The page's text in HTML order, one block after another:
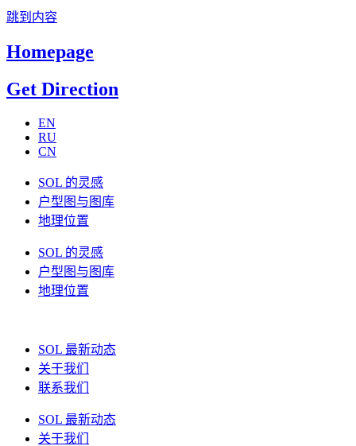
跳到内容
Homepage
Get Direction
EN
RU
CN
SOL 的灵感
户型图与图库
地理位置
SOL 的灵感
户型图与图库
地理位置
SOL 最新动态
关于我们
联系我们
SOL 最新动态
关于我们